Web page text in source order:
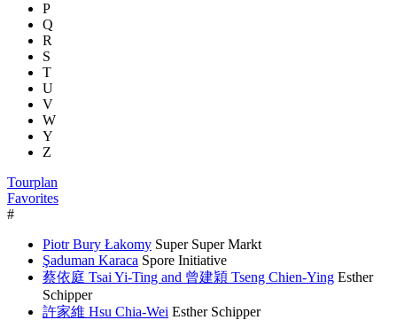
P
Q
R
S
T
U
V
W
Y
Z
Tourplan
Favorites
#
Piotr Bury Łakomy Super Super Markt
Şaduman Karaca Spore Initiative
蔡依庭 Tsai Yi-Ting and 曾建穎 Tseng Chien-Ying Esther
Schipper
許家維 Hsu Chia-Wei Esther Schipper